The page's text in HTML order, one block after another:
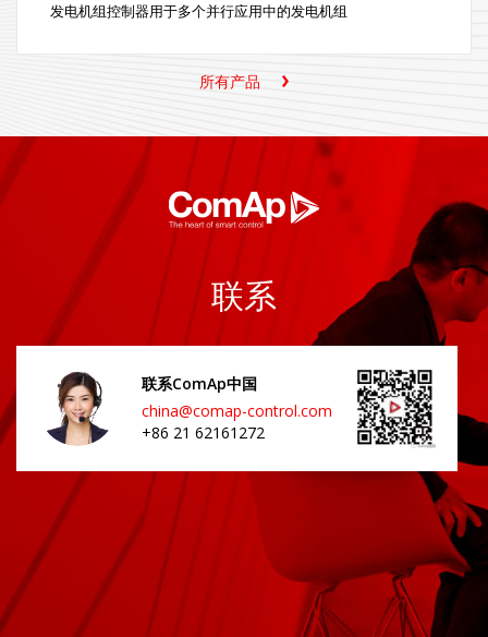
发电机组控制器用于多个并行应用中的发电机组
所有产品
联系
联系ComAp中国
china@comap-control.com
+86 21 62161272